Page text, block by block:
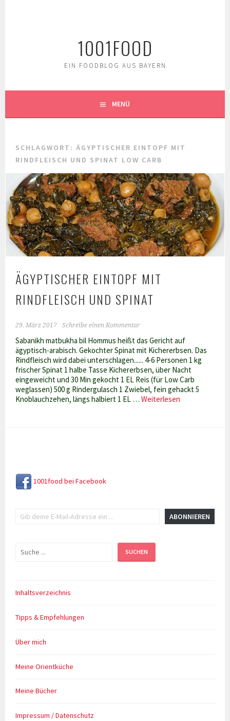
1001FOOD
EIN FOODBLOG AUS BAYERN
MENÜ
SCHLAGWORT:ÄGYPTISCHER EINTOPF MIT
RINDFLEISCH UND SPINAT LOW CARB
ÄGYPTISCHER EINTOPF MIT
RINDFLEISCH UND SPINAT
29. März 2017 Schreibe einen Kommentar
Sabanikh matbukha bil Hommus heißt das Gericht auf
ägyptisch-arabisch. Gekochter Spinat mit Kichererbsen. Das
Rindfleisch wird dabei unterschlagen...... 4-6 Personen 1 kg
frischer Spinat 1 halbe Tasse Kichererbsen, über Nacht
eingeweicht und 30 Min gekocht 1 EL Reis (für Low Carb
weglassen) 500 g Rindergulasch 1 Zwiebel, fein gehackt 5
Knoblauchzehen, längs halbiert 1 EL …Weiterlesen
1001food bei Facebook
ABONNIEREN
Suchen SUCHEN
Inhaltsverzeichnis
Tipps & Empfehlungen
Über mich
Meine Orientküche
Meine Bücher
Impressum / Datenschutz